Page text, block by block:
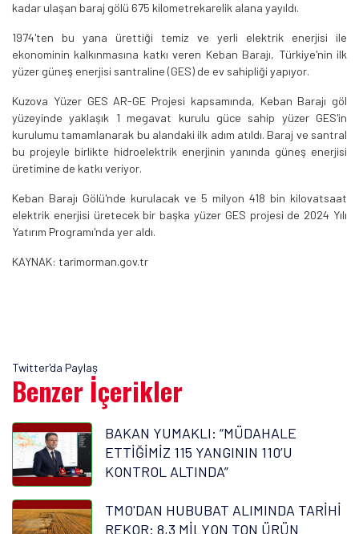
kadar ulaşan baraj gölü 675 kilometrekarelik alana yayıldı.
1974'ten bu yana ürettiği temiz ve yerli elektrik enerjisi ile
ekonominin kalkınmasına katkı veren Keban Barajı, Türkiye'nin ilk
yüzer güneş enerjisi santraline (GES) de ev sahipliği yapıyor.
Kuzova Yüzer GES AR-GE Projesi kapsamında, Keban Barajı göl
yüzeyinde yaklaşık 1 megavat kurulu güce sahip yüzer GES'in
kurulumu tamamlanarak bu alandaki ilk adım atıldı. Baraj ve santral
bu projeyle birlikte hidroelektrik enerjinin yanında güneş enerjisi
üretimine de katkı veriyor.
Keban Barajı Gölü'nde kurulacak ve 5 milyon 418 bin kilovatsaat
elektrik enerjisi üretecek bir başka yüzer GES projesi de 2024 Yılı
Yatırım Programı'nda yer aldı.
KAYNAK: tarimorman.gov.tr
Twitter'da Paylaş
Benzer İçerikler
BAKAN YUMAKLI: “MÜDAHALE
ETTİĞİMİZ 115 YANGININ 110’U
KONTROL ALTINDA”
TMO'DAN HUBUBAT ALIMINDA TARİHİ
REKOR: 8,3 MİLYON TON ÜRÜN